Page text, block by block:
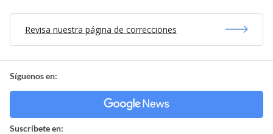
Revisa nuestra página de correcciones
Síguenos en:
Suscríbete en: